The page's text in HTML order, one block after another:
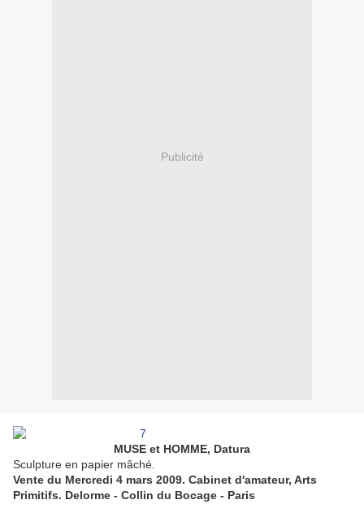
Publicité
MUSE et HOMME, Datura
Sculpture en papier mâché.
Vente du Mercredi 4 mars 2009. Cabinet d'amateur, Arts
Primitifs. Delorme - Collin du Bocage - Paris